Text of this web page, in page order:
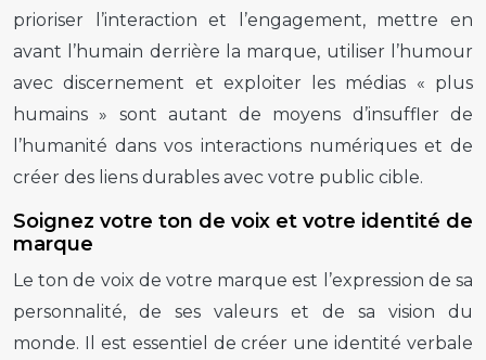
prioriser l’interaction et l’engagement, mettre en
avant l’humain derrière la marque, utiliser l’humour
avec discernement et exploiter les médias « plus
humains » sont autant de moyens d’insuffler de
l’humanité dans vos interactions numériques et de
créer des liens durables avec votre public cible.
Soignez votre ton de voix et votre identité de
marque
Le ton de voix de votre marque est l’expression de sa
personnalité, de ses valeurs et de sa vision du
monde. Il est essentiel de créer une identité verbale